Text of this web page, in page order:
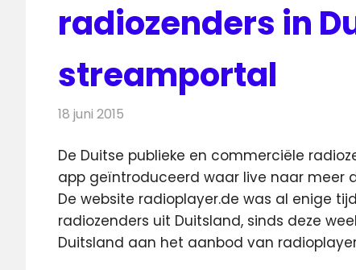
radiozenders in
streamportal
18 juni 2015
De Duitse publieke en commerciële
app geïntroduceerd waar live naar meer
De website radioplayer.de was al enige
radiozenders uit Duitsland, sinds deze
Duitsland aan het aanbod van